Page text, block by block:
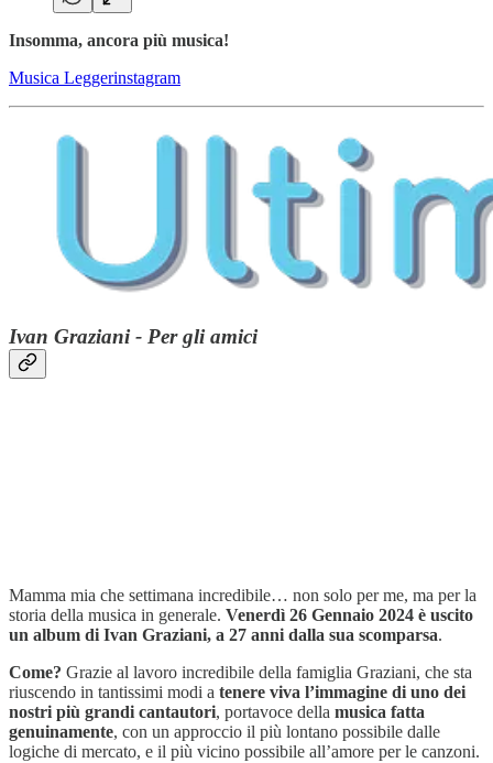
Insomma, ancora più musica!
Musica Leggerinstagram
Ivan Graziani - Per gli amici
Mamma mia che settimana incredibile… non solo per me, ma per la
storia della musica in generale. Venerdì 26 Gennaio 2024 è uscito
un album di Ivan Graziani, a 27 anni dalla sua scomparsa.
Come? Grazie al lavoro incredibile della famiglia Graziani, che sta
riuscendo in tantissimi modi a tenere viva l’immagine di uno dei
nostri più grandi cantautori, portavoce della musica fatta
genuinamente, con un approccio il più lontano possibile dalle
logiche di mercato, e il più vicino possibile all’amore per le canzoni.